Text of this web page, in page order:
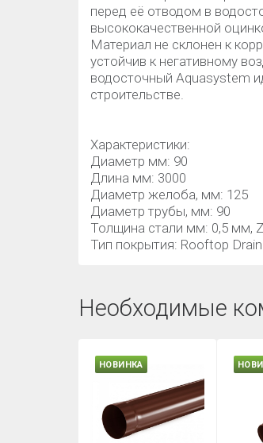
перед её отводом в
высококачественной
Материал не склонен к
устойчив к негативному
водосточный Aquasystem
строительстве.
Характеристики:
Диаметр мм: 90
Длина мм: 3000
Диаметр желоба, мм: 125
Диаметр трубы, мм: 90
Толщина стали мм: 0,5 мм,
Тип покрытия: Rooftop
Необходимые
НОВИНКА